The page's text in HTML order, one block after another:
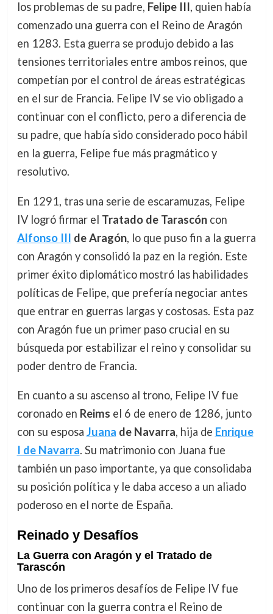
los problemas de su padre, Felipe III, quien había
comenzado una guerra con el Reino de Aragón
en 1283. Esta guerra se produjo debido a las
tensiones territoriales entre ambos reinos, que
competían por el control de áreas estratégicas
en el sur de Francia. Felipe IV se vio obligado a
continuar con el conflicto, pero a diferencia de
su padre, que había sido considerado poco hábil
en la guerra, Felipe fue más pragmático y
resolutivo.
En 1291, tras una serie de escaramuzas, Felipe
IV logró firmar el Tratado de Tarascóncon
Alfonso III de Aragón, lo que puso fin a la guerra
con Aragón y consolidó la paz en la región. Este
primer éxito diplomático mostró las habilidades
políticas de Felipe, que prefería negociar antes
que entrar en guerras largas y costosas. Esta paz
con Aragón fue un primer paso crucial en su
búsqueda por estabilizar el reino y consolidar su
poder dentro de Francia.
En cuanto a su ascenso al trono, Felipe IV fue
coronado en Reims el 6 de enero de 1286, junto
con su esposa Juana de Navarra, hija de Enrique
I de Navarra. Su matrimonio con Juana fue
también un paso importante, ya que consolidaba
su posición política y le daba acceso a un aliado
poderoso en el norte de España.
Reinado y Desafíos
La Guerra con Aragón y el Tratado de
Tarascón
Uno de los primeros desafíos de Felipe IV fue
continuar con la guerra contra el Reino de